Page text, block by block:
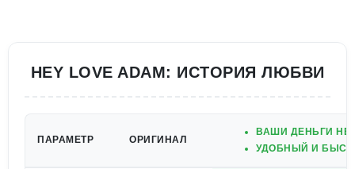
HEY LOVE ADAM: ИСТОРИЯ ЛЮБВИ
ПАРАМЕТР ОРИГИНАЛ
ВАШИ ДЕНЬГИ
УДОБНЫЙ И